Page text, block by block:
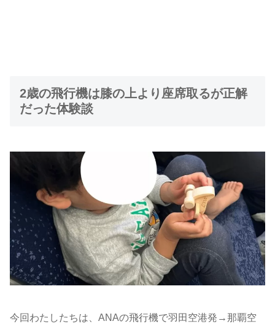
2歳の飛行機は膝の上より座席取るが正解
だった体験談
今回わたしたちは、ANAの飛行機で羽田空港発→那覇空